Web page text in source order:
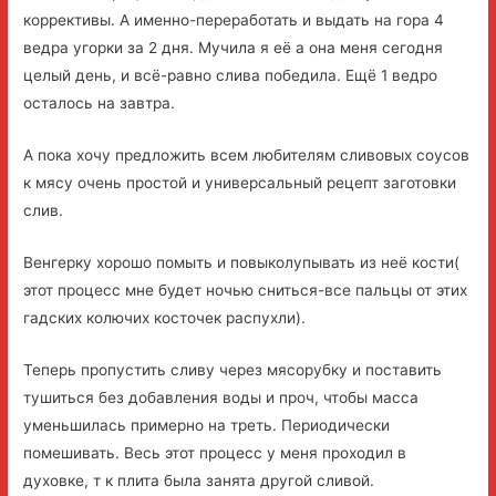
коррективы. А именно-переработать и выдать на гора 4
ведра угорки за 2 дня. Мучила я её а она меня сегодня
целый день, и всё-равно слива победила. Ещё 1 ведро
осталось на завтра.
А пока хочу предложить всем любителям сливовых соусов
к мясу очень простой и универсальный рецепт заготовки
слив.
Венгерку хорошо помыть и повыколупывать из неё кости(
этот процесс мне будет ночью сниться-все пальцы от этих
гадских колючих косточек распухли).
Теперь пропустить сливу через мясорубку и поставить
тушиться без добавления воды и проч, чтобы масса
уменьшилась примерно на треть. Периодически
помешивать. Весь этот процесс у меня проходил в
духовке, т к плита была занята другой сливой.